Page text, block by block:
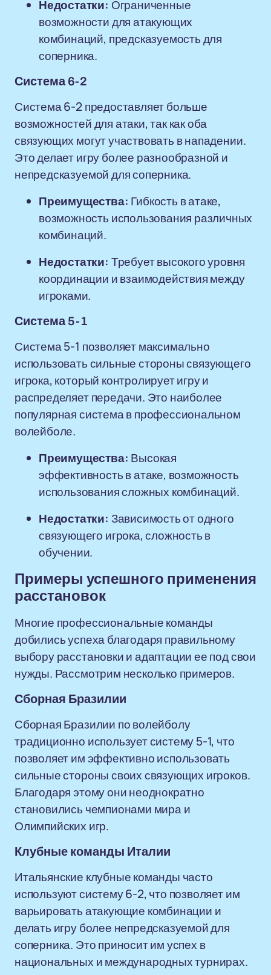
Недостатки: Ограниченные
возможности для атакующих
комбинаций, предсказуемость для
соперника.
Система 6-2
Система 6-2 предоставляет больше
возможностей для атаки, так как оба
связующих могут участвовать в нападении.
Это делает игру более разнообразной и
непредсказуемой для соперника.
Преимущества: Гибкость в атаке,
возможность использования различных
комбинаций.
Недостатки: Требует высокого уровня
координации и взаимодействия между
игроками.
Система 5-1
Система 5-1 позволяет максимально
использовать сильные стороны связующего
игрока, который контролирует игру и
распределяет передачи. Это наиболее
популярная система в профессиональном
волейболе.
Преимущества: Высокая
эффективность в атаке, возможность
использования сложных комбинаций.
Недостатки: Зависимость от одного
связующего игрока, сложность в
обучении.
Примеры успешного применения
расстановок
Многие профессиональные команды
добились успеха благодаря правильному
выбору расстановки и адаптации ее под свои
нужды. Рассмотрим несколько примеров.
Сборная Бразилии
Сборная Бразилии по волейболу
традиционно использует систему 5-1, что
позволяет им эффективно использовать
сильные стороны своих связующих игроков.
Благодаря этому они неоднократно
становились чемпионами мира и
Олимпийских игр.
Клубные команды Италии
Итальянские клубные команды часто
используют систему 6-2, что позволяет им
варьировать атакующие комбинации и
делать игру более непредсказуемой для
соперника. Это приносит им успех в
национальных и международных турнирах.